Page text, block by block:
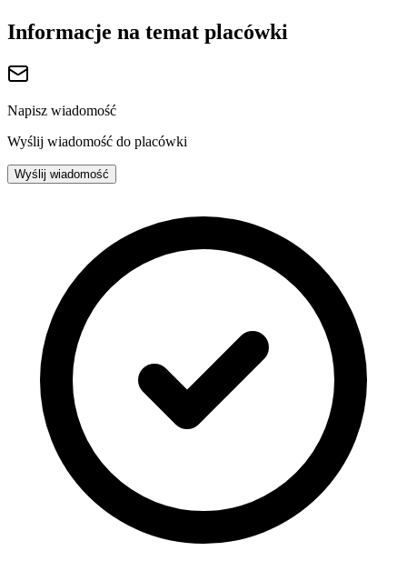
Informacje na temat placówki
Napisz wiadomość
Wyślij wiadomość do placówki
Wyślij wiadomość